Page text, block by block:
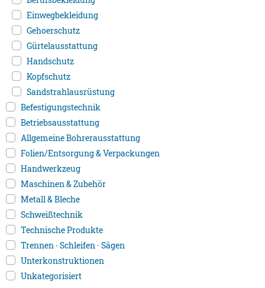
Einwegbekleidung
Gehoerschutz
Gürtelausstattung
Handschutz
Kopfschutz
Sandstrahlausrüstung
Befestigungstechnik
Betriebsausstattung
Allgemeine Bohrerausstattung
Folien/Entsorgung & Verpackungen
Handwerkzeug
Maschinen & Zubehör
Metall & Bleche
Schweißtechnik
Technische Produkte
Trennen · Schleifen · Sägen
Unterkonstruktionen
Unkategorisiert